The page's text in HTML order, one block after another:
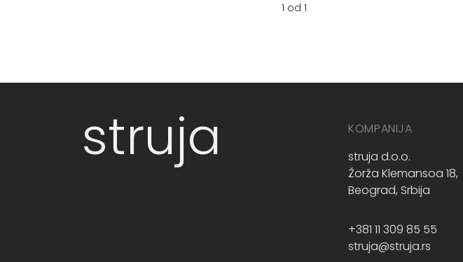
1 od 1
struja
KOMPANIJA
struja d.o.o.
Žorža Klemansoa 18,
Beograd, Srbija
+381 11 309 85 55
struja@struja.rs